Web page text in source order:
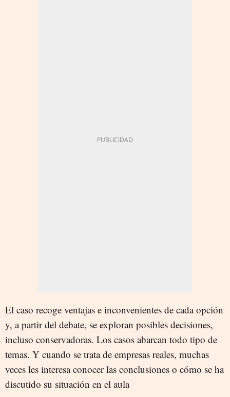
El caso recoge ventajas e inconvenientes de cada opción
y, a partir del debate, se exploran posibles decisiones,
incluso conservadoras. Los casos abarcan todo tipo de
temas. Y cuando se trata de empresas reales, muchas
veces les interesa conocer las conclusiones o cómo se ha
discutido su situación en el aula